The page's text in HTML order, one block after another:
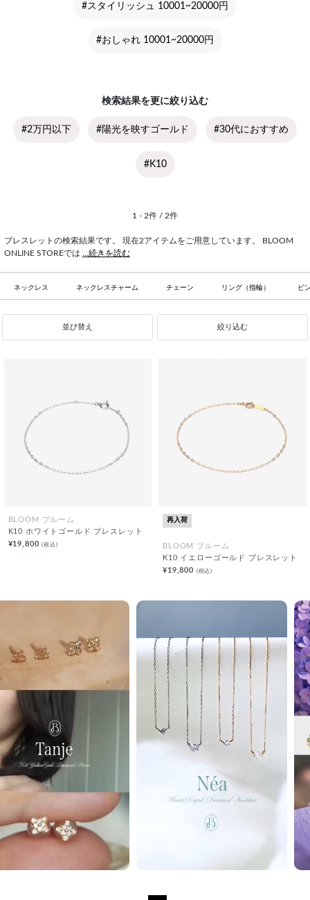
#スタイリッシュ 10001~20000円
#おしゃれ 10001~20000円
検索結果を更に絞り込む
#2万円以下 #陽光を映すゴールド #30代におすすめ
#K10
1 - 2件 / 2件
ブレスレットの検索結果です。 現在2アイテムをご用意しています。 BLOOM
ONLINE STOREでは ...続きを読む
ネックレス ネックレスチャーム チェーン リング（指輪） ピ
並び替え 絞り込む
BLOOM ブルーム
K10 ホワイトゴールド ブレスレット
¥19,800(税込)
再入荷
BLOOM ブルーム
K10 イエローゴールド ブレスレット
¥19,800 (税込)